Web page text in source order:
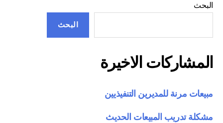
البحث
البحث
المشاركات الاخيرة
مبيعات مرنة للمديرين التنفيذيين
مشكلة تدريب المبيعات الحديث